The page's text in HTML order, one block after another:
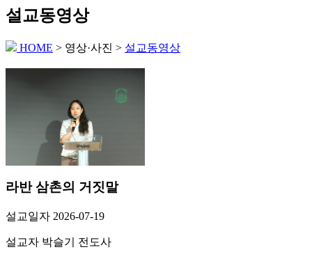
설교동영상
HOME > 영상·사진 > 설교동영상
라반 삼촌의 거짓말
설교일자 2026-07-19
설교자 박슬기 전도사